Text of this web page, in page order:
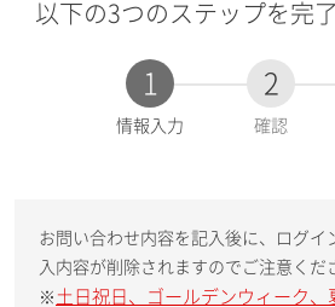
以下の3つのステップを完
1
現
情報入力
2
確認
お問い合わせ内容を記入後に、ログイ
入内容が削除されますのでご注意くだ
※ 土日祝日、ゴールデンウィーク、